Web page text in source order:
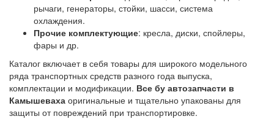
рычаги, генераторы, стойки, шасси, система
охлаждения.
Прочие комплектующие: кресла, диски, спойлеры,
фары и др.
Каталог включает в себя товары для широкого модельного
ряда транспортных средств разного года выпуска,
комплектации и модификации. Все бу автозапчасти в
Камышеваха оригинальные и тщательно упакованы для
защиты от повреждений при транспортировке.